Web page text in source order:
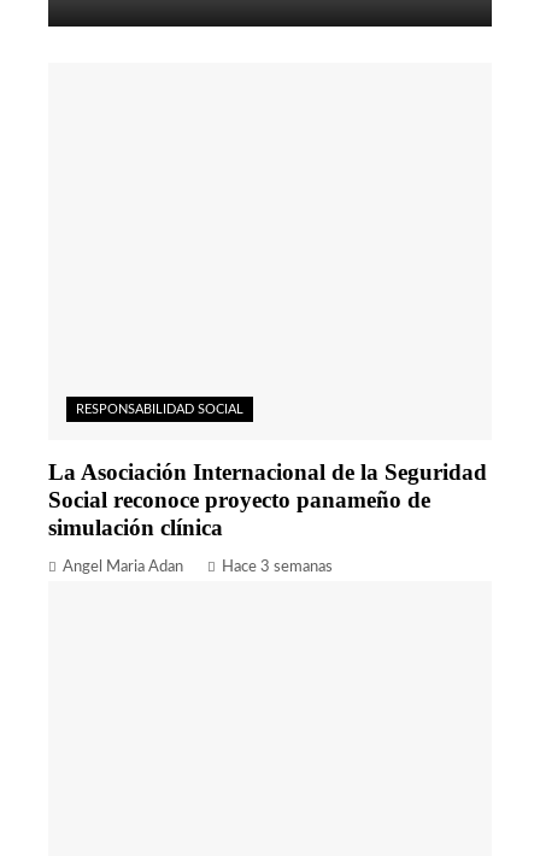
RESPONSABILIDAD SOCIAL
La Asociación Internacional de la Seguridad
Social reconoce proyecto panameño de
simulación clínica
Angel Maria Adan Hace 3 semanas